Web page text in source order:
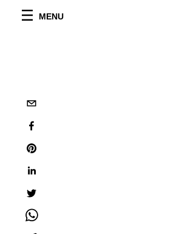
MENU